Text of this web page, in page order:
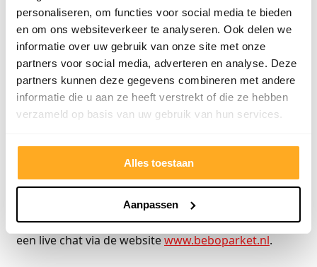
personaliseren, om functies voor social media te bieden
en om ons websiteverkeer te analyseren. Ook delen we
informatie over uw gebruik van onze site met onze
partners voor social media, adverteren en analyse. Deze
partners kunnen deze gegevens combineren met andere
informatie die u aan ze heeft verstrekt of die ze hebben
verzameld op basis van uw gebruik van hun services.
Alles toestaan
Aanpassen
Hongaarse punt?
Bij Bebo Parket vind je een steeds groter
assortiment visgraat vloeren en ook Hongaarse
punt. Je vindt er de echte houten visgraat vloeren
van verschillende houtsoorten. De eiken vloeren
kunnen helemaal naar wens voor u worden
laminaat en pvc vloeren. Wilt u meer informatie
hierover kom dan eens naar één van onze
showrooms. Wij zijn ook telefonisch te bereiken via
0546-750238, per mailinfo@beboparket.nlof start
een live chat via de websitewww.beboparket.nl.